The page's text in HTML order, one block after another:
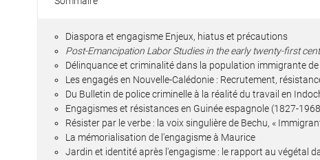
Diaspora et engagisme Enjeux, hiatus et précautions
Post-Emancipation Labor Studies in the early twenty-first
Délinquance et criminalité dans la population immigrante
Les engagés en Nouvelle-Calédonie : Recrutement,
Du Bulletin de police criminelle à la réalité du travail en
Engagismes et résistances en Guinée espagnole (1827-
Résister par le verbe : la voix singulière de Bechu, «
La mémorialisation de l'engagisme à Maurice
Jardin et identité après l'engagisme : le rapport au végétal